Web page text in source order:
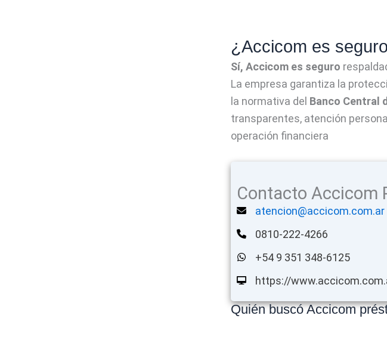
¿Accicom es
Sí, Accicom es seguro
La empresa garantiza la
la normativa del Banco Central
transparentes, atención
operación financiera
Contacto Accicom
atencion@accicom.com.ar
0810-222-4266
+54 9 351 348-6125
https://
Quién buscó Accicom